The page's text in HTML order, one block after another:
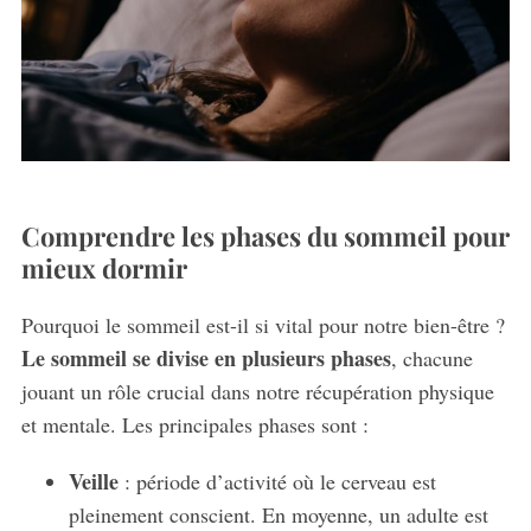
Comprendre les phases du sommeil pour
mieux dormir
Pourquoi le sommeil est-il si vital pour notre bien-être ?
Le sommeil se divise en plusieurs phases, chacune
jouant un rôle crucial dans notre récupération physique
et mentale. Les principales phases sont :
Veille: période d’activité où le cerveau est
pleinement conscient. En moyenne, un adulte est